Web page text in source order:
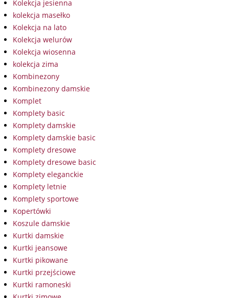
Kolekcja jesienna
kolekcja masełko
Kolekcja na lato
Kolekcja welurów
Kolekcja wiosenna
kolekcja zima
Kombinezony
Kombinezony damskie
Komplet
Komplety basic
Komplety damskie
Komplety damskie basic
Komplety dresowe
Komplety dresowe basic
Komplety eleganckie
Komplety letnie
Komplety sportowe
Kopertówki
Koszule damskie
Kurtki damskie
Kurtki jeansowe
Kurtki pikowane
Kurtki przejściowe
Kurtki ramoneski